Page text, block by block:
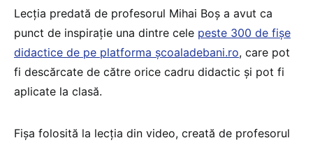
Lecția predată de profesorul Mihai Boș a avut ca
punct de inspirație una dintre cele peste 300 de fișe
didactice de pe platforma școaladebani.ro, care pot
fi descărcate de către orice cadru didactic și pot fi
aplicate la clasă.
Fișa folosită la lecția din video, creată de profesorul